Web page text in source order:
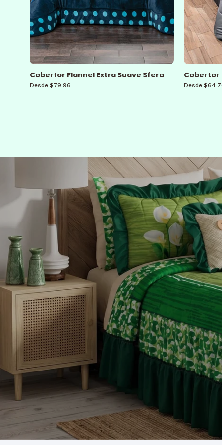
Cobertor Flannel Extra Suave Sfera
Desde $79.96
Cobertor
Desde